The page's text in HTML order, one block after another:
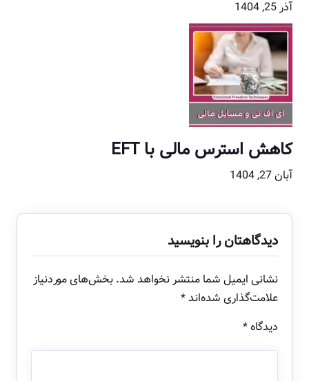
آذر 25, 1404
کاهش استرس مالی با EFT
آبان 27, 1404
دیدگاهتان را بنویسید
نشانی ایمیل شما منتشر نخواهد شد. بخش‌های موردنیاز
علامت‌گذاری شده‌اند*
دیدگاه*